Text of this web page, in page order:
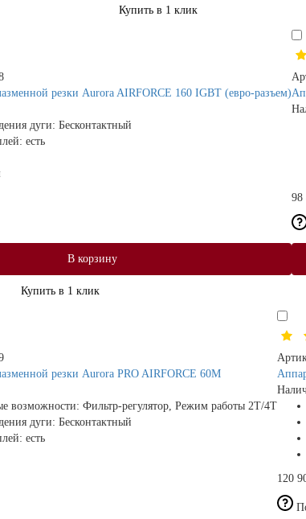
Купить в 1 клик
резки Aurora AIRFORCE 160 IGBT (евро-разъем)
дуги: Бесконтактный
есть
В корзину
Купить в 1 клик
98
резки Aurora PRO AIRFORCE 60M
возможности: Фильтр-регулятор, Режим работы 2Т/4Т
дуги: Бесконтактный
есть
120